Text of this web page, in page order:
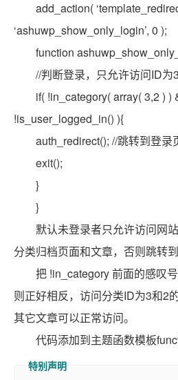
add_action(
‘ashuwp_show_only_login’, 0 );
function
//判断登录，只允许访问ID为
if( !in_category( array( 3,2 ) )
!is_user_logged_in() ){
auth_redirect(); //跳转到登录
exit();
}
}
默认未登录者只允许访问网
分类归档页面和文章，否则跳转到
把 !in_category 前面的感叹
则正好相反，访问分类ID为3和2
其它文章可以正常访问。
代码添加到主题函数模板